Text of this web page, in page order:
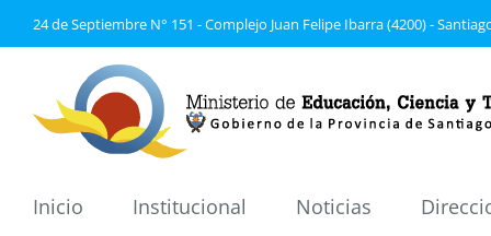
al
24 de Septiembre N° 151 - Complejo Juan Felipe Ibarra (4200) -
Inicio Institucional Noticias